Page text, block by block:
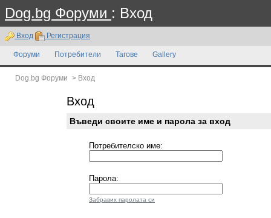
Dog.bg Форуми : Вход
Вход Регистрация
Форуми Потребители Тагове Gallery
Dog.bg Форуми > Вход
Вход
Въведи своите име и парола за вход
Потребителско име:
Парола:
Забравих паролата си